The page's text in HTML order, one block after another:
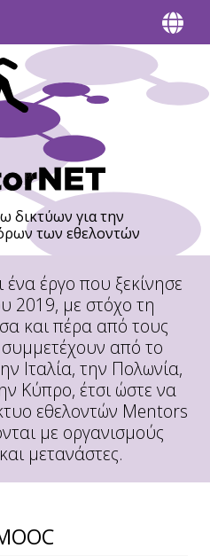
δικτύων για την
των εθελοντών
ένα έργο που ξεκίνησε
2019, με στόχο τη
και πέρα από τους
από το
Ιταλία, την Πολωνία,
Κύπρο, έτσι ώστε να
εθελοντών Mentors
με οργανισμούς
μετανάστες.